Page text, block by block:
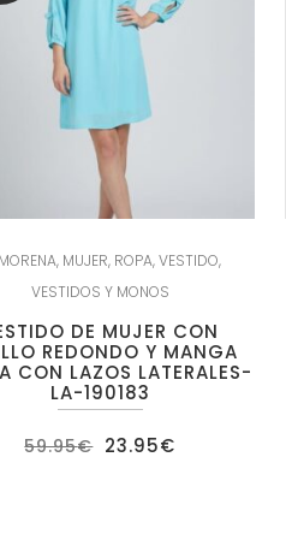
, MUJER, ROPA,VESTIDO,
VESTIDOS Y MONOS
DE MUJER CON
REDONDO Y MANGA
CON LAZOS LATERALES-
LA-190183
59.95€ El
precio
23.95€